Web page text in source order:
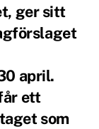
ger sitt
april.
ett
som